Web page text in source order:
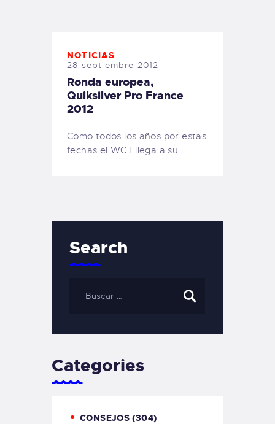
NOTICIAS
28 septiembre 2012
Ronda europea,
Quiksilver Pro France
2012
Como todos los años por estas
fechas el WCT llega a su…
Search
Categories
CONSEJOS (304)